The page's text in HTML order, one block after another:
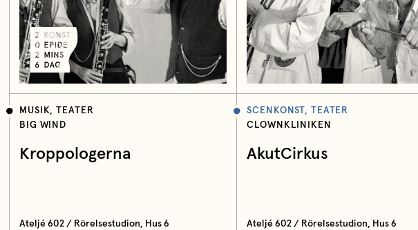
MUSIK, TEATER
BIG WIND
Kroppologerna
Ateljé 602 / Rörelsestudion, Hus 6
SCENKONST, TEATER
CLOWNKLINIKEN
AkutCirkus
Ateljé 602 / Rörelsestudion, Hus 6